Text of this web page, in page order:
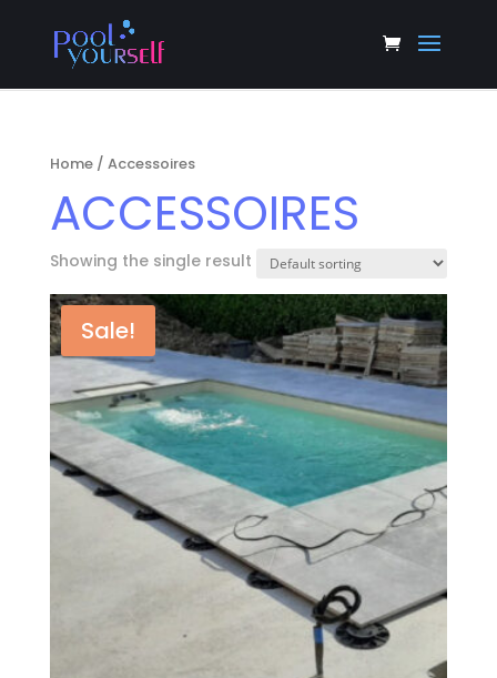
Home/ Accessoires
ACCESSOIRES
Showing the single result
Sale!